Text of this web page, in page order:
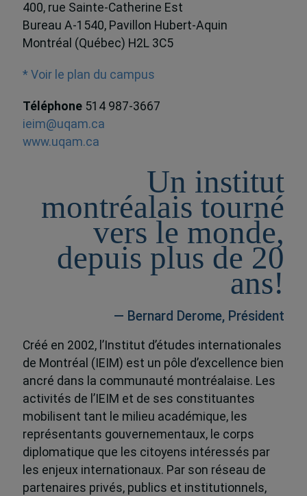
400, rue Sainte-Catherine Est
Bureau A-1540, Pavillon Hubert-Aquin
Montréal (Québec) H2L 3C5
* Voir le plan du campus
Téléphone 514 987-3667
ieim@uqam.ca
www.uqam.ca
Un institut
montréalais tourné
vers le monde,
depuis plus de 20
ans!
— Bernard Derome, Président
Créé en 2002, l’Institut d’études internationales
de Montréal (IEIM) est un pôle d’excellence bien
ancré dans la communauté montréalaise. Les
activités de l’IEIM et de ses constituantes
mobilisent tant le milieu académique, les
représentants gouvernementaux, le corps
diplomatique que les citoyens intéressés par
les enjeux internationaux. Par son réseau de
partenaires privés, publics et institutionnels,